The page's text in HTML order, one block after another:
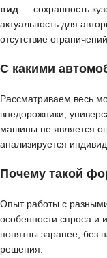
вид — сохранность
актуальность для
отсутствие ограничений.
С какими
Рассматриваем весь
внедорожники,
машины не является
анализируется
Почему такой
Опыт работы с
особенности спроса и
понятны заранее, без
решения.